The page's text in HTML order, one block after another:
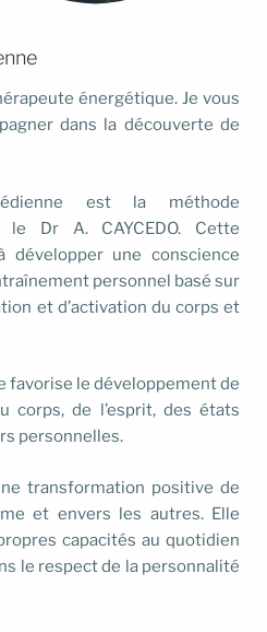
énergétique. Je vous
dans la découverte de
est la méthode
Dr A. CAYCEDO. Cette
développer une conscience
personnel basé sur
et d’activation du corps et
favorise le développement de
corps, de l’esprit, des états
personnelles.
transformation positive de
et envers les autres. Elle
capacités au quotidien
le respect de la personnalité